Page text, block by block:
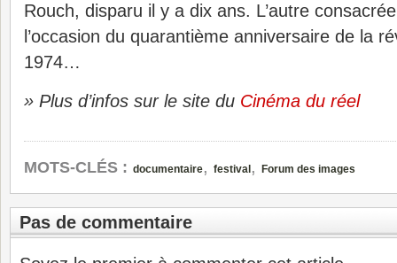
Rouch, disparu il y a dix ans. L’autre
l’occasion du quarantième anniversaire de la
1974…
» Plus d’infos sur le site du Cinéma du réel
MOTS-CLÉS : documentaire, festival , Forum des images
Pas de commentaire